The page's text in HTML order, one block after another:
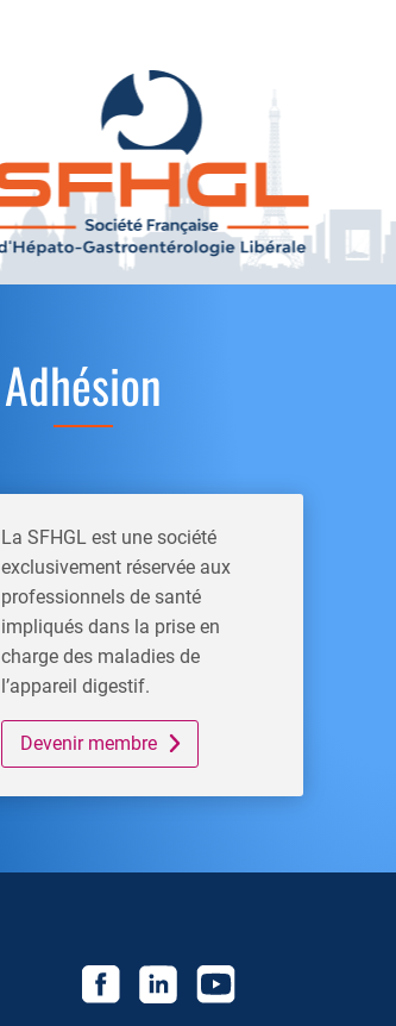
Adhésion
La SFHGL est une société
exclusivement réservée aux
professionnels de santé
impliqués dans la prise en
charge des maladies de
l’appareil digestif.
Devenir membre